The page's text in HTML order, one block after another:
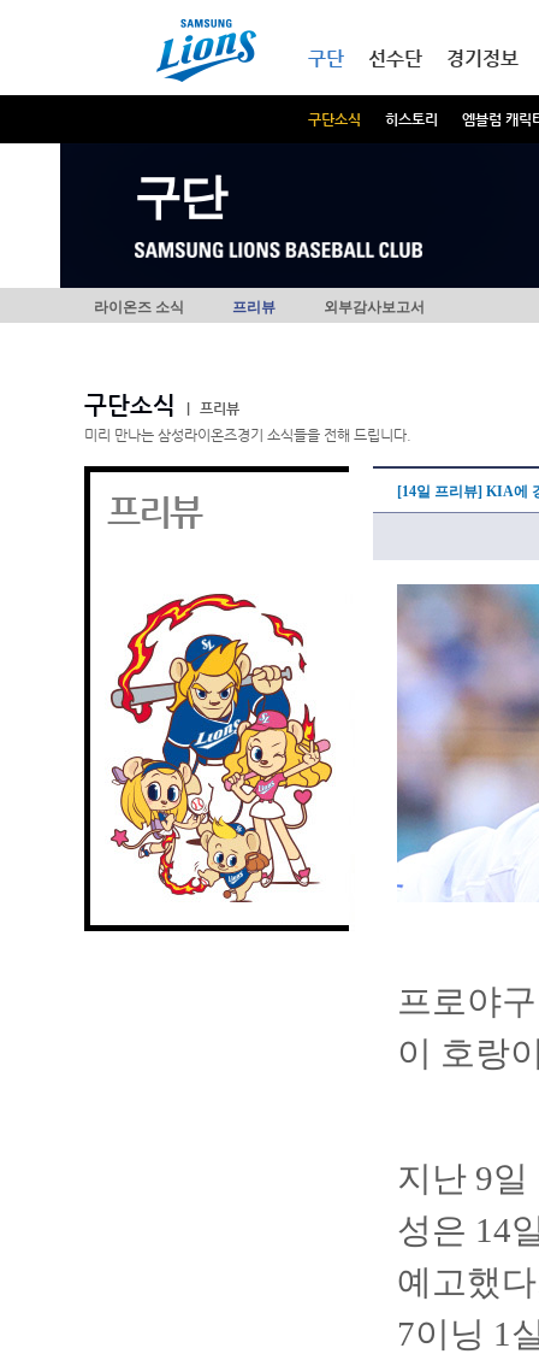
구단
구단소식 히스토리 엠블럼 캐릭
선수단 경기정보
구단
라이온즈 소식 프리뷰 외부감사보고서
구단소식
프리뷰
미리 만나는 삼성라이온즈경기 소식들을 전해 드립니다.
프리뷰 [14일 프리뷰] KIA에
프로야
이 호랑
지난 9
성은 14
예고했
7이닝 1